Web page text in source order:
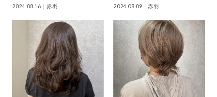
2024.08.16 ｜赤羽 2024.08.09 ｜赤羽